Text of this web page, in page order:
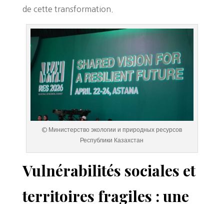
de cette transformation.
© Министерство экологии и природных ресурсов
Республики Казахстан
Vulnérabilités sociales et
territoires fragiles : une